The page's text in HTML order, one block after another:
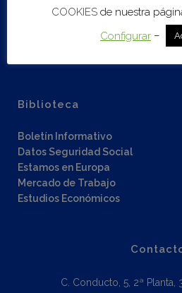
B2DIGIT@L
Red de inversores
Biblioteca
Boletín Informativo
Datos Seguridad Social
Estamos en Europa
Mercado de Trabajo
Estudios Económicos
C. Conducto, 5, 2ª Planta,
COOKIES de nuestra
Configurar –